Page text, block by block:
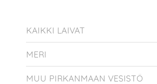
KAIKKI LAIVAT
MERI
MUU PIRKANMAAN VESISTÖ